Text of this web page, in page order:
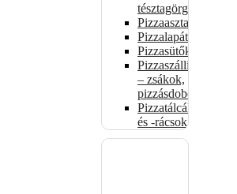
tésztagörgők
Pizzaasztalok
Pizzalapátok
Pizzasütők
Pizzaszállítás
– zsákok,
pizzásdobozok
Pizzatálcák
és -rácsok